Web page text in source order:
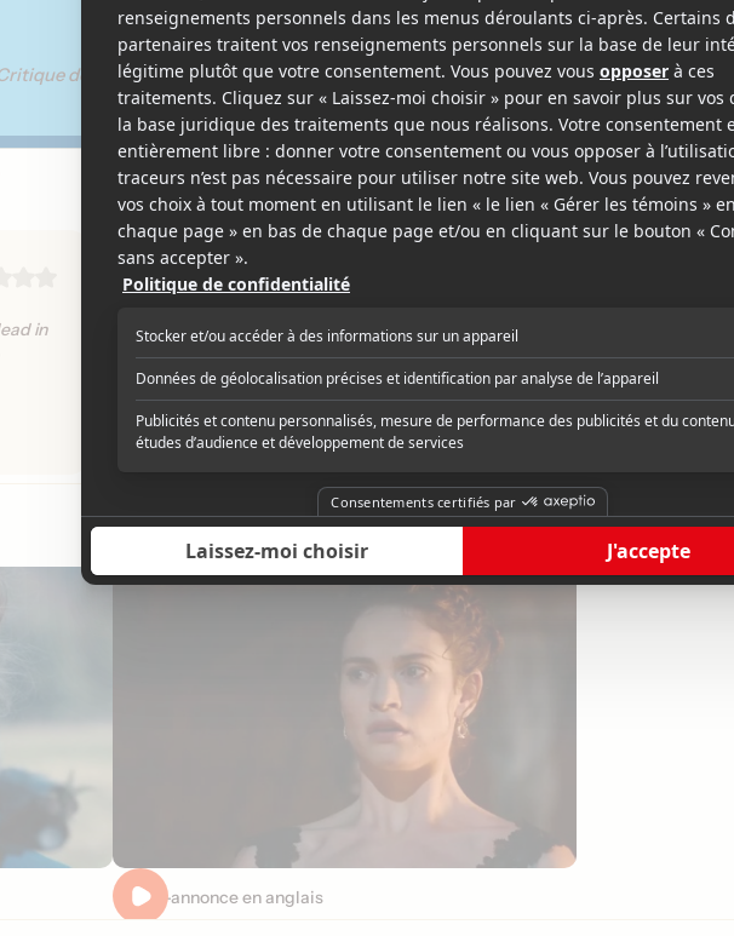
de Martin Gignac
in
Variety
« Tolerable, but not handsome enough to tempt
substantial audiences. »
Lire la critique complète
« Les scènes
pensées, même si
long métrage de
budget (Orgueil et
entre 10 et 20
Lire la critique
Bande-annonce en anglais